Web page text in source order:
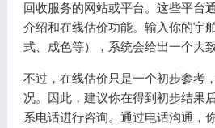
回收服务的网站或平台。这些平台
介绍和在线估价功能。输入你的宇
式、成色等），系统会给出一个大
不过，在线估价只是一个初步参考
况。因此，建议你在得到初步结果
系电话进行咨询。通过电话沟通，